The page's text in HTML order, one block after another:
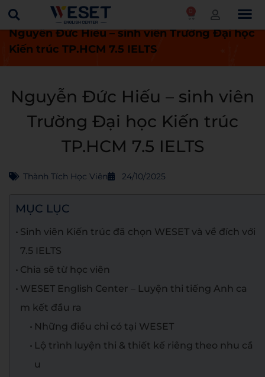
0
Trang chủ
Thành tích học viên
Nguyễn Đức Hiếu – sinh viên Trường Đại học
Kiến trúc TP.HCM 7.5 IELTS
Nguyễn Đức Hiếu – sinh viên
Trường Đại học Kiến trúc
TP.HCM 7.5 IELTS
Thành Tích Học Viên 24/10/2025
MỤC LỤC
Sinh viên Kiến trúc đã chọn WESET và về đích với
7.5 IELTS
Chia sẽ từ học viên
WESET English Center – Luyện thi tiếng Anh ca
m kết đầu ra
Những điều chỉ có tại WESET
Lộ trình luyện thi & thiết kế riêng theo nhu cầ
u